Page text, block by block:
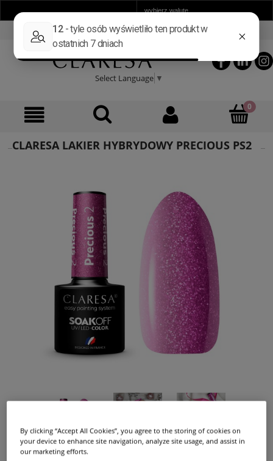
ZAREJESTRUJ SIĘ ZALOGUJ SIĘ
Select Language ▼
CLARESA LAKIER HYBRYDOWY PRECIOUS PS2
Dostępność: brak towaru
By clicking “Accept All Cookies”, you agree to the storing of cookies on
your device to enhance site navigation, analyze site usage, and assist in
our marketing efforts.